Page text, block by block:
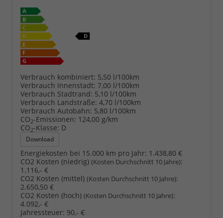
Verbrauch kombiniert: 5,50 l/100km
Verbrauch Innenstadt: 7,00 l/100km
Verbrauch Stadtrand: 5,10 l/100km
Verbrauch Landstraße: 4,70 l/100km
Verbrauch Autobahn: 5,80 l/100km
CO2-Emissionen: 124,00 g/km
CO2-Klasse: D
Download
Energiekosten bei 15.000 km pro Jahr: 1.438,80 €
CO2 Kosten (niedrig) (Kosten Durchschnitt 10 Jahre):
1.116,- €
CO2 Kosten (mittel) (Kosten Durchschnitt 10 Jahre):
2.650,50 €
CO2 Kosten (hoch) (Kosten Durchschnitt 10 Jahre):
4.092,- €
Jahressteuer: 90,- €